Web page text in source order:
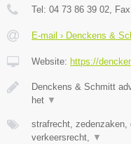
Tel: 04 73 86 39 02,
E-mail › Denckens &
Website: https://
Denckens & Schmitt
het ▼
strafrecht, zedenzaken,
verkeersrecht, ▼